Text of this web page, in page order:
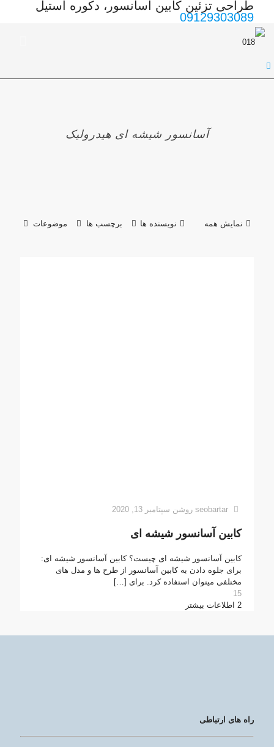
طراحی تزئین کابین آسانسور، دکوره استیل
09129303089
آسانسور شیشه ای هیدرولیک
موضوعات برچسب ها نویسنده ها نمایش همه
seobartar روشن سپتامبر 13, 2020
کابین آسانسور شیشه ای
کابین آسانسور شیشه ای چیست؟ کابین آسانسور شیشه ای:
برای جلوه دادن به کابین آسانسور از طرح ها و مدل های
مختلفی میتوان استفاده کرد. برای […]
15
2 اطلاعات بیشتر
راه های ارتباطی